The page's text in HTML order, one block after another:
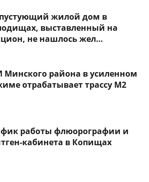
жилой дом в
выставленный на
не нашлось жел…
Минского района в усиленном
отрабатывает трассу М2
работы флюорографии и
кабинета в Копищах